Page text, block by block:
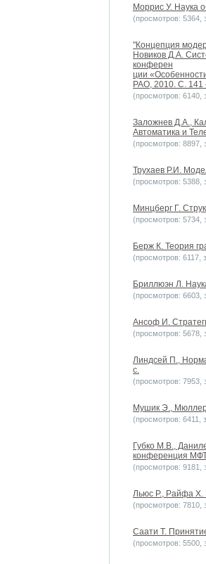
Моррис У. Наука
(просмотров: 5364,
"Концепция
Новиков Д.А.
конферен
ции
РАО, 2010. С. 141
(просмотров: 6140,
Заложнев Д.А.,
Автоматика и
(просмотров: 8897,
Трухаев Р.И.
(просмотров: 5388,
Минцберг Г.
(просмотров: 5734,
Берж К. Теория
(просмотров: 6117,
Бриллюэн Л.
(просмотров: 6603,
Ансоф И.
(просмотров: 5678,
Линдсей П.,
с.
(просмотров: 7953,
Мушик Э.,
(просмотров: 6411,
Губко М.В.,
конференция
(просмотров: 9181,
Льюс Р., Райфа Х.
(просмотров: 7810,
Саати Т.
(просмотров: 5500,